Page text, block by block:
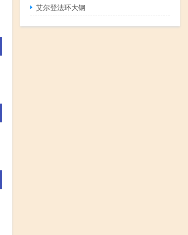
艾尔登法环大钢